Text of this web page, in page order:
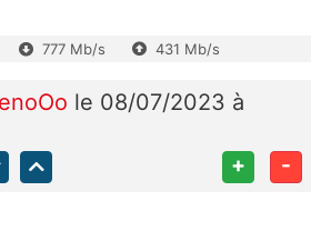
777 Mb/s 431 Mb/s
le 08/07/2023 à
+ -